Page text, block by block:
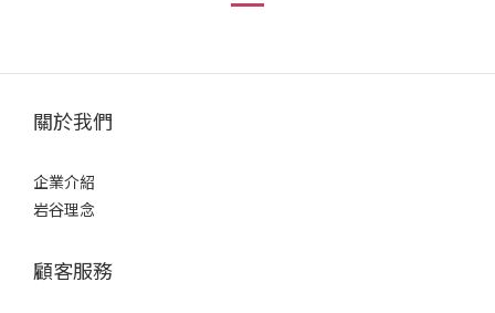
關於我們
企業介紹
岩谷理念
顧客服務